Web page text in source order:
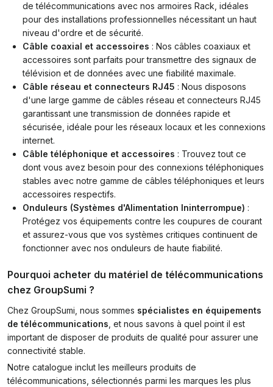
de télécommunications avec nos armoires Rack, idéales
pour des installations professionnelles nécessitant un haut
niveau d'ordre et de sécurité.
Câble coaxial et accessoires : Nos câbles coaxiaux et
accessoires sont parfaits pour transmettre des signaux de
télévision et de données avec une fiabilité maximale.
Câble réseau et connecteurs RJ45 : Nous disposons
d'une large gamme de câbles réseau et connecteurs RJ45
garantissant une transmission de données rapide et
sécurisée, idéale pour les réseaux locaux et les connexions
internet.
Câble téléphonique et accessoires : Trouvez tout ce
dont vous avez besoin pour des connexions téléphoniques
stables avec notre gamme de câbles téléphoniques et leurs
accessoires respectifs.
Onduleurs (Systèmes d'Alimentation Ininterrompue) :
Protégez vos équipements contre les coupures de courant
et assurez-vous que vos systèmes critiques continuent de
fonctionner avec nos onduleurs de haute fiabilité.
Pourquoi acheter du matériel de télécommunications
chez GroupSumi ?
Chez GroupSumi, nous sommes spécialistes en équipements
de télécommunications , et nous savons à quel point il est
important de disposer de produits de qualité pour assurer une
connectivité stable.
Notre catalogue inclut les meilleurs produits de
télécommunications, sélectionnés parmi les marques les plus